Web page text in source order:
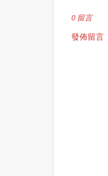
0 留言
發佈留言